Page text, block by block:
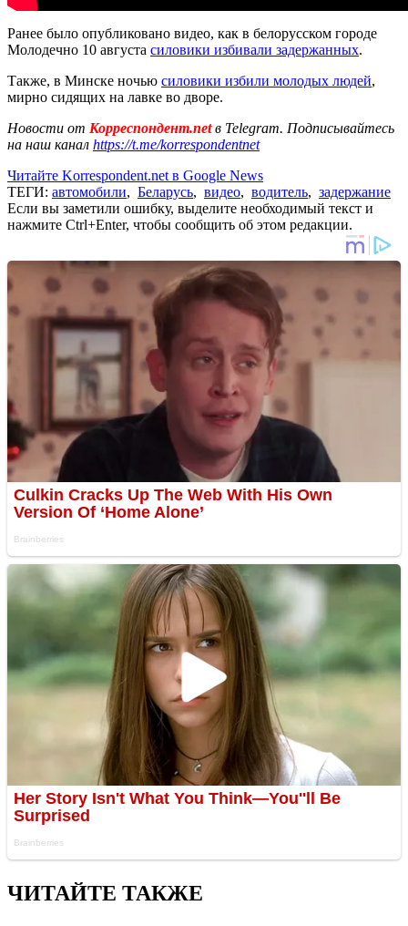
Ранее было опубликовано видео, как в белорусском городе
Молодечно 10 августа силовики избивали задержанных.
Также, в Минске ночью силовики избили молодых людей,
мирно сидящих на лавке во дворе.
Новости от Корреспондент.netв Telegram. Подписывайтесь
на наш канал https://t.me/korrespondentnet
Читайте Korrespondent.net в Google News
ТЕГИ: автомобили, Беларусь, видео, водитель, задержание
Если вы заметили ошибку, выделите необходимый текст и
нажмите Ctrl+Enter, чтобы сообщить об этом редакции.
ЧИТАЙТЕ ТАКЖЕ